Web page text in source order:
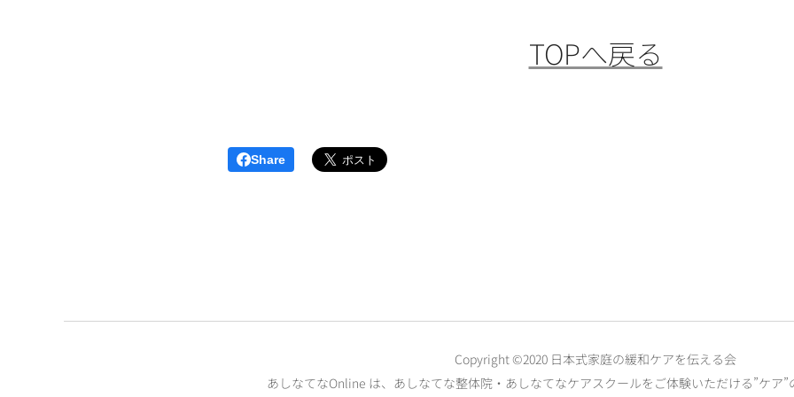
TOPへ戻る
Share
Copyright ©2020 日本式家庭の緩和ケアを伝える会
あしなてなOnline は、あしなてな整体院・あしなてなケアスクールをご体験いただける”ケア”